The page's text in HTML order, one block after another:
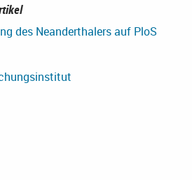
des Neanderthalers auf PloS